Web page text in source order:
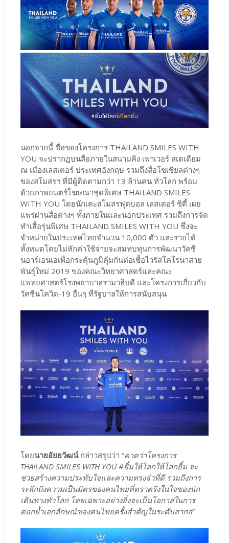
นอกจากนี้ ชื่อของโครงการ THAILAND SMILES WITH
YOU จะปรากฏบนสื่อภายในสนามคิง เพาเวอร์ สเตเดียม
ณ เมืองเลสเตอร์ ประเทศอังกฤษ รวมถึงสื่อโซเชียลต่างๆ
ของสโมสรฯ ที่มีผู้ติดตามกว่า 13 ล้านคน ทั่วโลก พร้อม
ด้วยภาพยนตร์โฆษณาชุดพิเศษ THAILAND SMILES
WITH YOU โดยนักเตะสโมสรฟุตบอล เลสเตอร์ ซิตี้ เผย
แพร่ผ่านสื่อต่างๆ ทั้งภายในและนอกประเทศ รวมถึงการจัด
ทำเสื้อรุ่นพิเศษ THAILAND SMILES WITH YOU ซึ่งจะ
จำหน่ายในประเทศไทยจำนวน 10,000 ตัว และรายได้
ทั้งหมดโดยไม่หักค่าใช้จ่ายจะสมทบทุนการพัฒนาวัคซี
นอาร์เอนเอเพื่อกระตุ้นภูมิคุ้มกันต่อเชื้อไวรัสโคโรนาสาย
พันธุ์ใหม่ 2019 ของคณะวิทยาศาสตร์และคณะ
แพทยศาสตร์โรงพยาบาลรามาธิบดี และโครงการเกี่ยวกับ
วัคซีนโควิด-19 อื่นๆ ที่รัฐบาลให้การสนับสนุน
โดยนายอัยยวัฒน์ กล่าวสรุปว่า “คาดว่าโครงการ
THAILAND SMILES WITH YOU #ยิ้มให้โลกให้โลกยิ้ม จะ
ช่วยสร้างความประทับใจและความทรงจำที่ดี รวมถึงการ
ระลึกถึงความเป็นมิตรของคนไทยที่ตราตรึงในใจของนัก
เดินทางทั่วโลก โดยเฉพาะอย่างยิ่งจะเป็นโอกาสในการ
ตอกย้ำเอกลักษณ์ของคนไทยครั้งสำคัญในระดับสากล”